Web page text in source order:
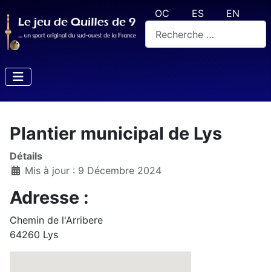
Sélectionnez votre langue
OC ES
EN
Plantier municipal de Lys
Détails
Mis à jour : 9 Décembre 2024
Adresse :
Chemin de l'Arribere
64260 Lys